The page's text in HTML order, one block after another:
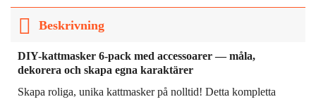
Beskrivning
DIY-kattmasker 6-pack med accessoarer — måla,
dekorera och skapa egna karaktärer
Skapa roliga, unika kattmasker på nolltid! Detta kompletta